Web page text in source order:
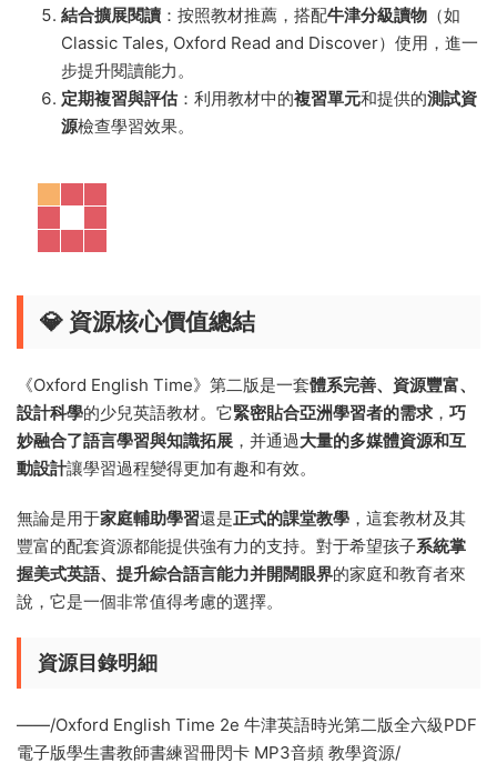
結合擴展閱讀 ：按照教材推薦，搭配牛津分級讀物 （如
Classic Tales, Oxford Read and Discover）使用，進一
步提升閱讀能力。
定期複習與評估：利用教材中的複習單元和提供的測試資
源檢查學習效果。
💎 資源核心價值總結
《Oxford English Time》第二版是一套體系完善、資源豐富、
設計科學的少兒英語教材。它緊密貼合亞洲學習者的需求 ， 巧
妙融合了語言學習與知識拓展 ，并通過大量的多媒體資源和互
動設計讓學習過程變得更加有趣和有效。
無論是用于家庭輔助學習還是正式的課堂教學 ，這套教材及其
豐富的配套資源都能提供強有力的支持。對于希望孩子系統掌
握美式英語、提升綜合語言能力并開闊眼界的家庭和教育者來
說，它是一個非常值得考慮的選擇。
資源目錄明細
——/Oxford English Time 2e 牛津英語時光第二版全六級PDF
電子版學生書教師書練習冊閃卡 MP3音頻 教學資源/